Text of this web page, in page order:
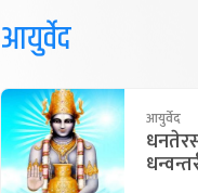
आयुर्वेद
आयुर्वेद